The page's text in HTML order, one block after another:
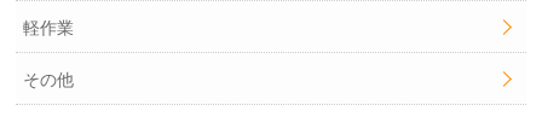
軽作業
その他